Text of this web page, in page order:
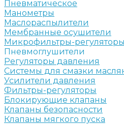
Пневматическое
Манометры
Маслораспылители
Мембранные осушители
Микрофильтры-регуляторы
Пневмоглушители
Регуляторы давления
Системы для смазки
Усилители давления
Фильтры-регуляторы
Блокирующие клапаны
Клапаны безопасности
Клапаны мягкого пуска